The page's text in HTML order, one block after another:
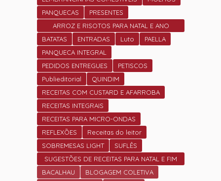
PANQUECAS
PRESENTES
ARROZ E RISOTOS PARA NATAL E ANO
NOVO
BATATAS ENTRADAS Luto
PAELLA
PANQUECA INTEGRAL
PEDIDOS ENTREGUES
PETISCOS
Publieditorial
QUINDIM
RECEITAS COM CUSTARD E AFARROBA
RECEITAS INTEGRAIS
RECEITAS PARA MICRO-ONDAS
REFLEXÕES
Receitas do leitor
SOBREMESAS LIGHT
SUFLÊS
SUGESTÕES DE RECEITAS PARA NATAL E FIM
DE ANO.
BACALHAU
BLOGAGEM COLETIVA